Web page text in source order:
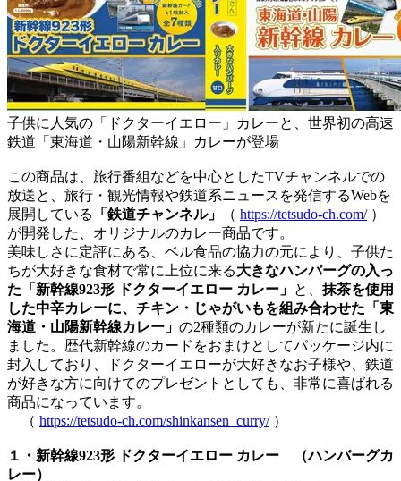
子供に人気の「ドクターイエロー」カレーと、世界初の高速
鉄道「東海道・山陽新幹線」カレーが登場
この商品は、旅行番組などを中心としたTVチャンネルでの
放送と、旅行・観光情報や鉄道系ニュースを発信するWebを
展開している
「鉄道チャンネル」 （ https://tetsudo-ch.com/）
が開発した、オリジナルのカレー商品です。
美味しさに定評にある、ベル食品の協力の元により、子供た
ちが大好きな食材で常に上位に来る大きなハンバーグの入っ
た「新幹線923形 ドクターイエロー カレー」 と、 抹茶を使用
した中辛カレーに、チキン・じゃがいもを組み合わせた「東
海道・山陽新幹線カレー」 の2種類のカレーが新たに誕生し
ました。歴代新幹線のカードをおまけとしてパッケージ内に
封入しており、ドクターイエローが大好きなお子様や、鉄道
が好きな方に向けてのプレゼントとしても、非常に喜ばれる
商品になっています。
（ https://tetsudo-ch.com/shinkansen_curry/）
１・新幹線923形 ドクターイエロー カレー （ハンバーグカ
レー）